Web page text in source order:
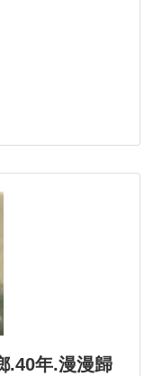
.40年.漫漫歸